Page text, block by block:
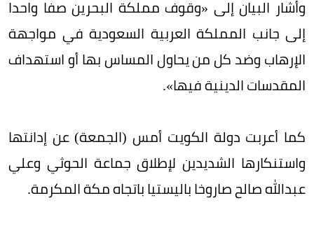
وأشار البيان إلى «وقوف مملكة البحرين صفا واحدا
إلى جانب المملكة العربية السعودية في مواجهة
الإرهاب وضد كل من يحاول المساس بها أو استهداف
المقدسات الدينية فيها».
كما أعربت دولة الكويت أمس (الجمعة) عن إدانتها
واستنكارها الشديدين لإطلاق جماعة الحوثي وعلي
عبدالله صالح صاروخا باليستيا باتجاه مكة المكرمة.